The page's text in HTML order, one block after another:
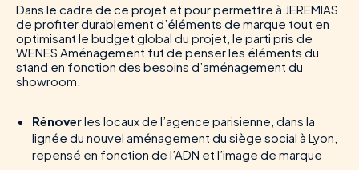
Dans le cadre de ce projet et pour permettre à JEREMIAS
de profiter durablement d’éléments de marque tout en
optimisant le budget global du projet, le parti pris de
WENES Aménagement fut de penser les éléments du
stand en fonction des besoins d’aménagement du
showroom.
Rénoverles locaux de l’agence parisienne, dans la
lignée du nouvel aménagement du siège social à Lyon,
repensé en fonction de l’ADN et l’image de marque